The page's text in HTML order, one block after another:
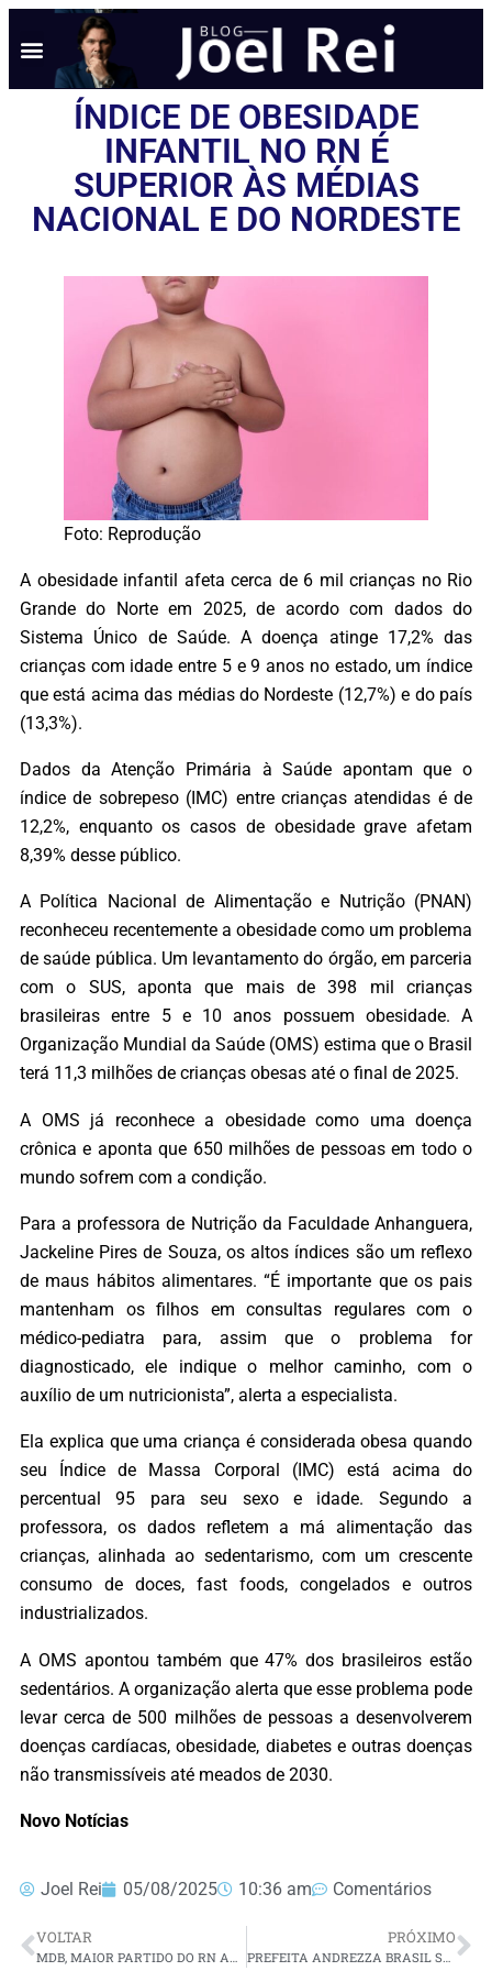
ÍNDICE DE OBESIDADE
INFANTIL NO RN É
SUPERIOR ÀS MÉDIAS
NACIONAL E DO NORDESTE
Foto: Reprodução
A obesidade infantil afeta cerca de 6 mil crianças no Rio
Grande do Norte em 2025, de acordo com dados do
Sistema Único de Saúde. A doença atinge 17,2% das
crianças com idade entre 5 e 9 anos no estado, um índice
que está acima das médias do Nordeste (12,7%) e do país
(13,3%).
Dados da Atenção Primária à Saúde apontam que o
índice de sobrepeso (IMC) entre crianças atendidas é de
12,2%, enquanto os casos de obesidade grave afetam
8,39% desse público.
A Política Nacional de Alimentação e Nutrição (PNAN)
reconheceu recentemente a obesidade como um problema
de saúde pública. Um levantamento do órgão, em parceria
com o SUS, aponta que mais de 398 mil crianças
brasileiras entre 5 e 10 anos possuem obesidade. A
Organização Mundial da Saúde (OMS) estima que o Brasil
terá 11,3 milhões de crianças obesas até o final de 2025.
A OMS já reconhece a obesidade como uma doença
crônica e aponta que 650 milhões de pessoas em todo o
mundo sofrem com a condição.
Para a professora de Nutrição da Faculdade Anhanguera,
Jackeline Pires de Souza, os altos índices são um reflexo
de maus hábitos alimentares. “É importante que os pais
mantenham os filhos em consultas regulares com o
médico-pediatra para, assim que o problema for
diagnosticado, ele indique o melhor caminho, com o
auxílio de um nutricionista”, alerta a especialista.
Ela explica que uma criança é considerada obesa quando
seu Índice de Massa Corporal (IMC) está acima do
percentual 95 para seu sexo e idade. Segundo a
professora, os dados refletem a má alimentação das
crianças, alinhada ao sedentarismo, com um crescente
consumo de doces, fast foods, congelados e outros
industrializados.
A OMS apontou também que 47% dos brasileiros estão
sedentários. A organização alerta que esse problema pode
levar cerca de 500 milhões de pessoas a desenvolverem
doenças cardíacas, obesidade, diabetes e outras doenças
não transmissíveis até meados de 2030.
Novo Notícias
Joel Rei 05/08/2025 10:36 am Comentários
VOLTAR
MDB, MAIOR PARTIDO DO RN AMPLIA ESPAÇO NA GESTÃO E MOSTRA SUA FORÇA POLÍTICA
PRÓXIMO
PREFEITA ANDREZZA BRASIL SANCIONA LEI QUE RECONHECE A FESTA DE SÃO SEBASTIÃO PATRIMÔNIO CULTURAL E RELIGIOSO DE SÍTIO NOVO/RN